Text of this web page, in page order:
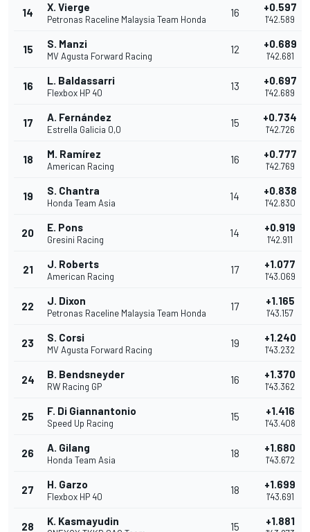
14 X. Vierge
Petronas Raceline Malaysia Team Honda
16 +0.597
1'42.589
15 S. Manzi
MV Agusta Forward Racing
12 +0.689
1'42.681
16 L. Baldassarri
Flexbox HP 40
13 +0.697
1'42.689
17 A. Fernández
Estrella Galicia 0,0
15 +0.734
1'42.726
18 M. Ramírez
American Racing
16 +0.777
1'42.769
19 S. Chantra
Honda Team Asia
14 +0.838
1'42.830
20 E. Pons
Gresini Racing
14 +0.919
1'42.911
21 J. Roberts
American Racing
17 +1.077
1'43.069
22 J. Dixon
Petronas Raceline Malaysia Team Honda
17 +1.165
1'43.157
23 S. Corsi
MV Agusta Forward Racing
19 +1.240
1'43.232
24 B. Bendsneyder
RW Racing GP
16 +1.370
1'43.362
25 F. Di Giannantonio
Speed Up Racing
15 +1.416
1'43.408
26 A. Gilang
Honda Team Asia
18 +1.680
1'43.672
27 H. Garzo
Flexbox HP 40
18 +1.699
1'43.691
28 K. Kasmayudin 15 +1.881